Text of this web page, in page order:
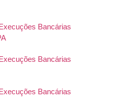
Bancárias
Bancárias
Bancárias